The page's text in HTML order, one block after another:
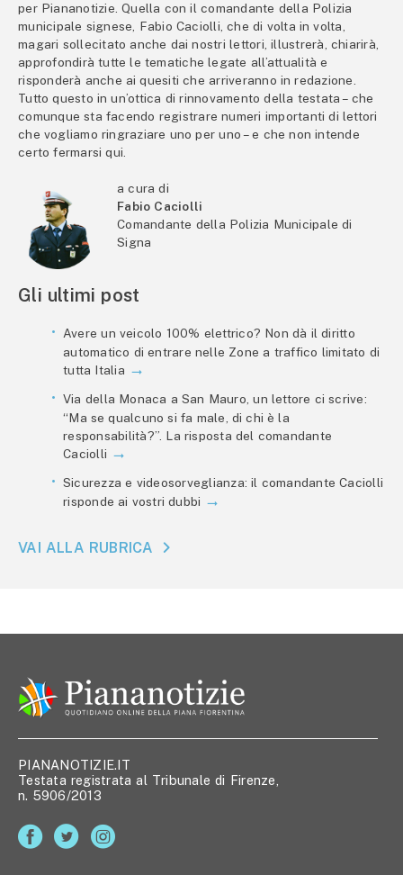
per Piananotizie. Quella con il comandante della Polizia
municipale signese, Fabio Caciolli, che di volta in volta,
magari sollecitato anche dai nostri lettori, illustrerà, chiarirà,
approfondirà tutte le tematiche legate all’attualità e
risponderà anche ai quesiti che arriveranno in redazione.
Tutto questo in un’ottica di rinnovamento della testata – che
comunque sta facendo registrare numeri importanti di lettori
che vogliamo ringraziare uno per uno – e che non intende
certo fermarsi qui.
a cura di
Fabio Caciolli
Comandante della Polizia Municipale di
Signa
Gli ultimi post
Avere un veicolo 100% elettrico? Non dà il diritto
automatico di entrare nelle Zone a traffico limitato di
tutta Italia
Via della Monaca a San Mauro, un lettore ci scrive:
“Ma se qualcuno si fa male, di chi è la
responsabilità?”. La risposta del comandante
Caciolli
Sicurezza e videosorveglianza: il comandante Caciolli
risponde ai vostri dubbi
VAI ALLA RUBRICA
PIANANOTIZIE.IT
Testata registrata al Tribunale di Firenze,
n. 5906/2013